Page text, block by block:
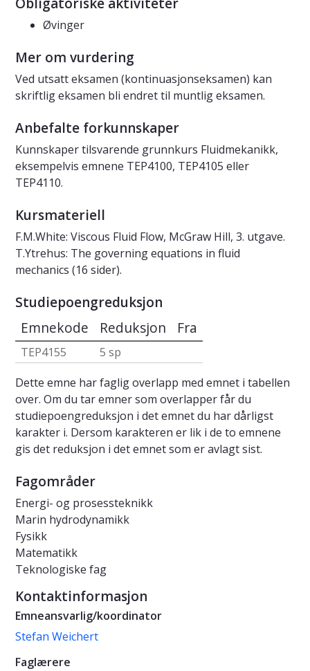
Øvinger
Mer om vurdering
Ved utsatt eksamen (kontinuasjonseksamen) kan
skriftlig eksamen bli endret til muntlig eksamen.
Anbefalte forkunnskaper
Kunnskaper tilsvarende grunnkurs Fluidmekanikk,
eksempelvis emnene TEP4100, TEP4105 eller
TEP4110.
Kursmateriell
F.M.White: Viscous Fluid Flow, McGraw Hill, 3. utgave.
T.Ytrehus: The governing equations in fluid
mechanics (16 sider).
Studiepoengreduksjon
Emnekode Reduksjon Fra
TEP4155
5 sp
Dette emne har faglig overlapp med emnet i tabellen
over. Om du tar emner som overlapper får du
studiepoengreduksjon i det emnet du har dårligst
karakter i. Dersom karakteren er lik i de to emnene
gis det reduksjon i det emnet som er avlagt sist.
Fagområder
Energi- og prosessteknikk
Marin hydrodynamikk
Fysikk
Matematikk
Teknologiske fag
Kontaktinformasjon
Emneansvarlig/koordinator
Stefan Weichert
Faglærere